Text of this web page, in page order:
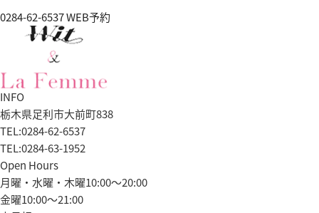
0284-62-6537WEB予約
INFO
栃木県足利市大前町838
TEL:0284-62-6537
TEL:0284-63-1952
Open Hours
月曜・水曜・木曜10:00～20:00
金曜10:00〜21:00